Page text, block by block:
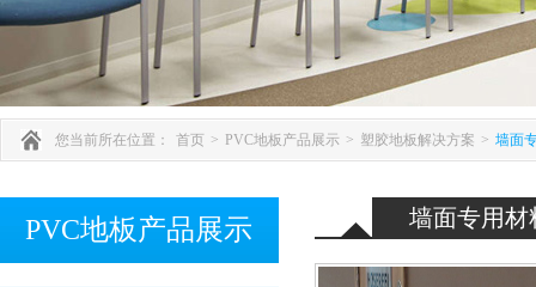
您当前所在位置： 首页 > PVC地板产品展示 > 塑胶地板解决方案 > 墙面
PVC地板产品展示 墙面专用材